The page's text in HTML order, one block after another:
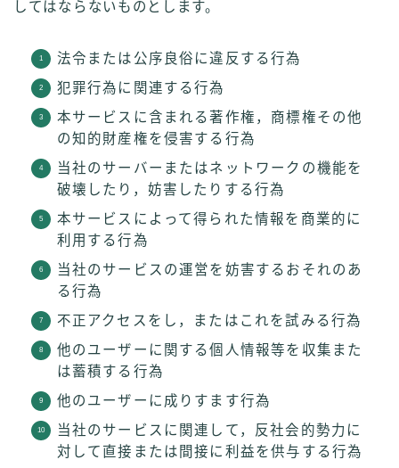
してはならないものとします。
法令または公序良俗に違反する行為
犯罪行為に関連する行為
本サービスに含まれる著作権，商標権その他
の知的財産権を侵害する行為
当社のサーバーまたはネットワークの機能を
破壊したり，妨害したりする行為
本サービスによって得られた情報を商業的に
利用する行為
当社のサービスの運営を妨害するおそれのあ
る行為
不正アクセスをし，またはこれを試みる行為
他のユーザーに関する個人情報等を収集また
は蓄積する行為
他のユーザーに成りすます行為
当社のサービスに関連して，反社会的勢力に
対して直接または間接に利益を供与する行為